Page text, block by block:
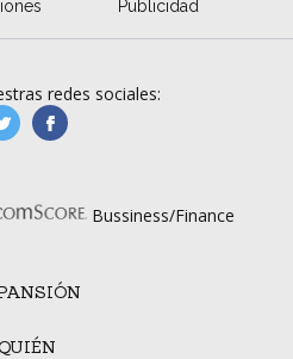
Publicidad
redes sociales:
manufacturaGE
Bussiness/Finance